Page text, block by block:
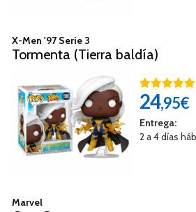
X-Men '97 Serie 3
Tormenta (Tierra baldía)
24,95€
Entrega:
2 a 4 días
Marvel